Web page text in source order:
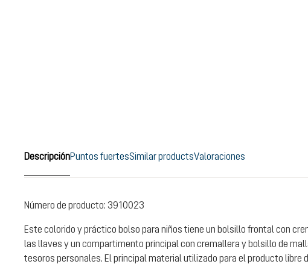
DescripciónPuntos fuertesSimilar productsValoraciones
Número de producto: 3910023
Este colorido y práctico bolso para niños tiene un bolsillo frontal con
las llaves y un compartimento principal con cremallera y bolsillo de
tesoros personales. El principal material utilizado para el producto libre